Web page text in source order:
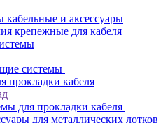
кабельные и аксессуары
крепежные для кабеля
системы
прокладки кабеля
для прокладки кабеля
для металлических лотков